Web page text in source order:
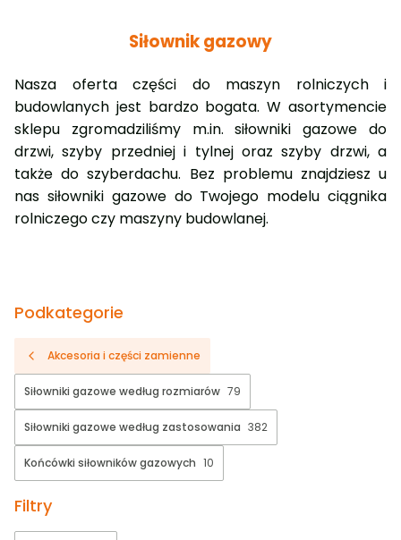
Siłownik gazowy
Nasza oferta części do maszyn rolniczych i
budowlanych jest bardzo bogata. W asortymencie
sklepu zgromadziliśmy m.in. siłowniki gazowe do
drzwi, szyby przedniej i tylnej oraz szyby drzwi, a
także do szyberdachu. Bez problemu znajdziesz u
nas siłowniki gazowe do Twojego modelu ciągnika
rolniczego czy maszyny budowlanej.
Podkategorie
Akcesoria i części zamienne
Siłowniki gazowe według rozmiarów 79
Siłowniki gazowe według zastosowania 382
Końcówki siłowników gazowych 10
Filtry